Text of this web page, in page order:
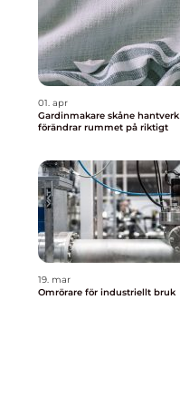
01. apr
Gardinmakare skåne hantverk som
förändrar rummet på riktigt
19. mar
Omrörare för industriellt bruk